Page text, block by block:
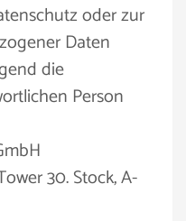
oder zur
Daten
die
Person
30. Stock, A-